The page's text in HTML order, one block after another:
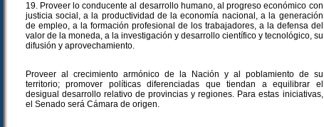
19. Proveer lo conducente al desarrollo humano, al progreso económico con
justicia social, a la productividad de la economía nacional, a la generación
de empleo, a la formación profesional de los trabajadores, a la defensa del
valor de la moneda, a la investigación y desarrollo científico y tecnológico, su
difusión y aprovechamiento.
Proveer al crecimiento armónico de la Nación y al poblamiento de su
territorio; promover políticas diferenciadas que tiendan a equilibrar el
desigual desarrollo relativo de provincias y regiones. Para estas iniciativas,
el Senado será Cámara de origen.